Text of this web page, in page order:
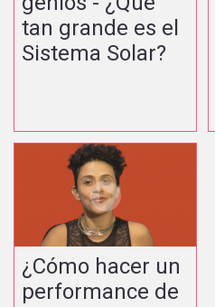
tan grande es el
Sistema Solar?
¿Cómo hacer un
performance de